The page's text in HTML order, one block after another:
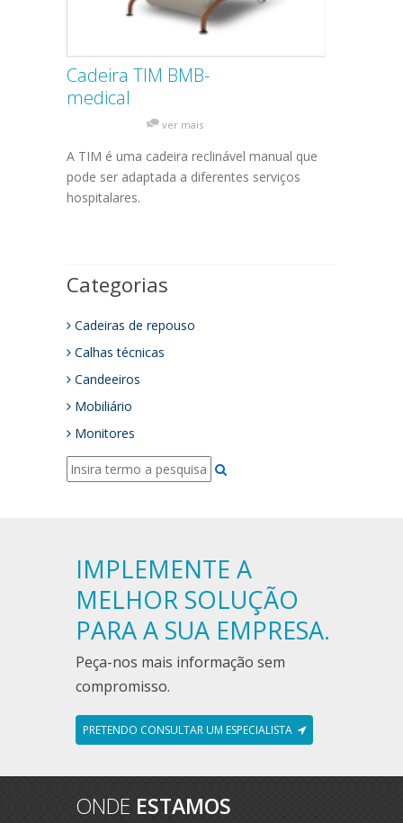
Cadeira TIM BMB-
medical
ver mais
A TIM é uma cadeira reclinável manual que
pode ser adaptada a diferentes serviços
hospitalares.
Categorias
Cadeiras de repouso
Calhas técnicas
Candeeiros
Mobiliário
Monitores
IMPLEMENTE A
MELHOR SOLUÇÃO
PARA A SUA EMPRESA.
Peça-nos mais informação sem
compromisso.
PRETENDO CONSULTAR UM ESPECIALISTA
ONDE ESTAMOS